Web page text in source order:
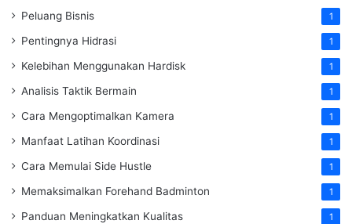
Peluang Bisnis 1
Pentingnya Hidrasi 1
Kelebihan Menggunakan Hardisk 1
Analisis Taktik Bermain 1
Cara Mengoptimalkan Kamera 1
Manfaat Latihan Koordinasi 1
Cara Memulai Side Hustle 1
Memaksimalkan Forehand Badminton 1
Panduan Meningkatkan Kualitas 1